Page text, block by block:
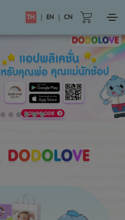
TH | EN | CN